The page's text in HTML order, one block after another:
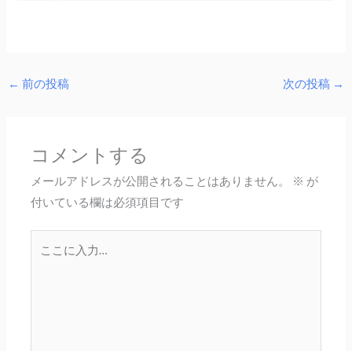
← 前の投稿 次の投稿 →
コメントする
メールアドレスが公開されることはありません。 ※ が
付いている欄は必須項目です